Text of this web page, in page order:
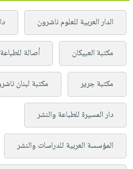
الدار العربية للعلوم ناشرون
مكتبة العبيكان أصالة
مكتبة جرير مكتبة لبنان
دار المسيرة للطباعة والنشر
المؤسسة العربية للدراسات والنشر